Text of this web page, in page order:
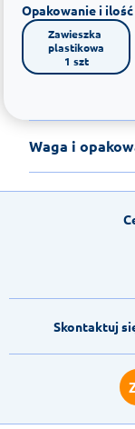
Opakowanie i ilość
Zawieszka
plastikowa
1 szt
Waga i
Skontaktuj